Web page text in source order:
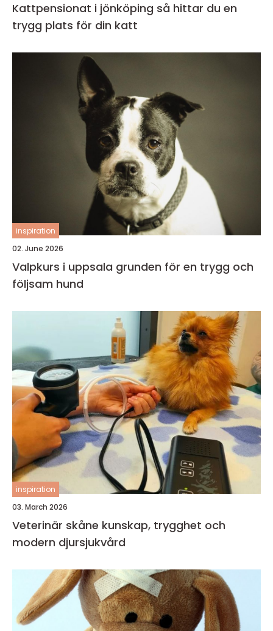
Kattpensionat i jönköping så hittar du en
trygg plats för din katt
inspiration
02. June 2026
Valpkurs i uppsala grunden för en trygg och
följsam hund
inspiration
03. March 2026
Veterinär skåne kunskap, trygghet och
modern djursjukvård